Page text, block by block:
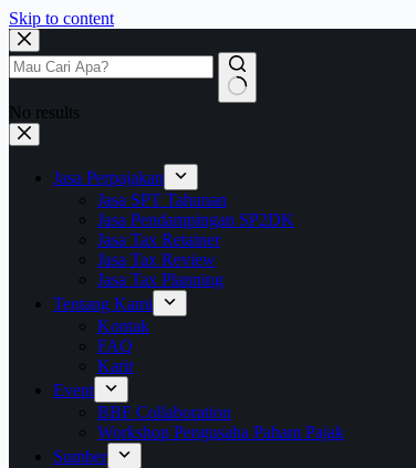
Skip to content
No results
Jasa Perpajakan
Jasa SPT Tahunan
Jasa Pendampingan SP2DK
Jasa Tax Retainer
Jasa Tax Review
Jasa Tax Planning
Tentang Kami
Kontak
FAQ
Karir
Event
BBF Collaboration
Workshop Pengusaha Paham Pajak
Sumber